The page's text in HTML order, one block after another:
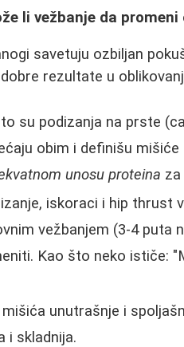
li vežbanje da promeni
savetuju ozbiljan
rezultate u
su podizanja na prste
obim i definišu mišiće
unosu proteina
iskoraci i hip thrust
vežbanjem (3-4 puta
Kao što neko ističe:
unutrašnje i
i skladnija.